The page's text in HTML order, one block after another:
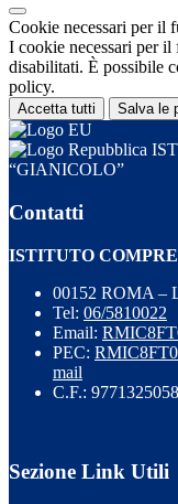
Cookie necessari per il
I cookie necessari per il
disabilitati. È possibile
policy.
Accetta tutti Salva le
“GIANICOLO”
Contatti
ISTITUTO
00152 ROMA –
Tel: 06/5810022
Email:
PEC:
mail
C.F.:
Sezione Link Utili